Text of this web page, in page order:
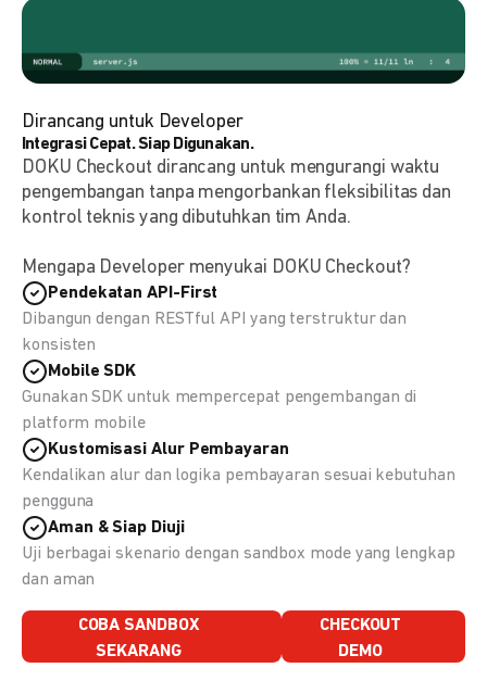
Dirancang untuk Developer
Integrasi Cepat. Siap Digunakan.
DOKU Checkout dirancang untuk mengurangi waktu
pengembangan tanpa mengorbankan fleksibilitas dan
kontrol teknis yang dibutuhkan tim Anda.
Mengapa Developer menyukai DOKU Checkout?
Pendekatan API-First
Dibangun dengan RESTful API yang terstruktur dan
konsisten
Mobile SDK
Gunakan SDK untuk mempercepat pengembangan di
platform mobile
Kustomisasi Alur Pembayaran
Kendalikan alur dan logika pembayaran sesuai kebutuhan
pengguna
Aman & Siap Diuji
Uji berbagai skenario dengan sandbox mode yang lengkap
dan aman
COBA SANDBOX
SEKARANG
CHECKOUT
DEMO